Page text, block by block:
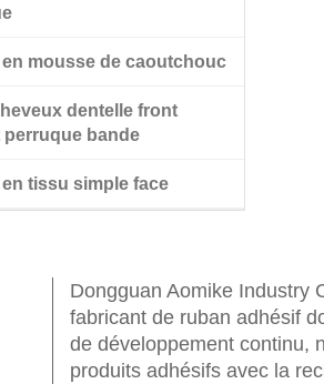
mousse de caoutchouc
dentelle front
bande
adhésif double face
tissu simple face
Dongguan Aomike Industry
fabricant de ruban adhésif
de développement continu,
produits adhésifs avec la